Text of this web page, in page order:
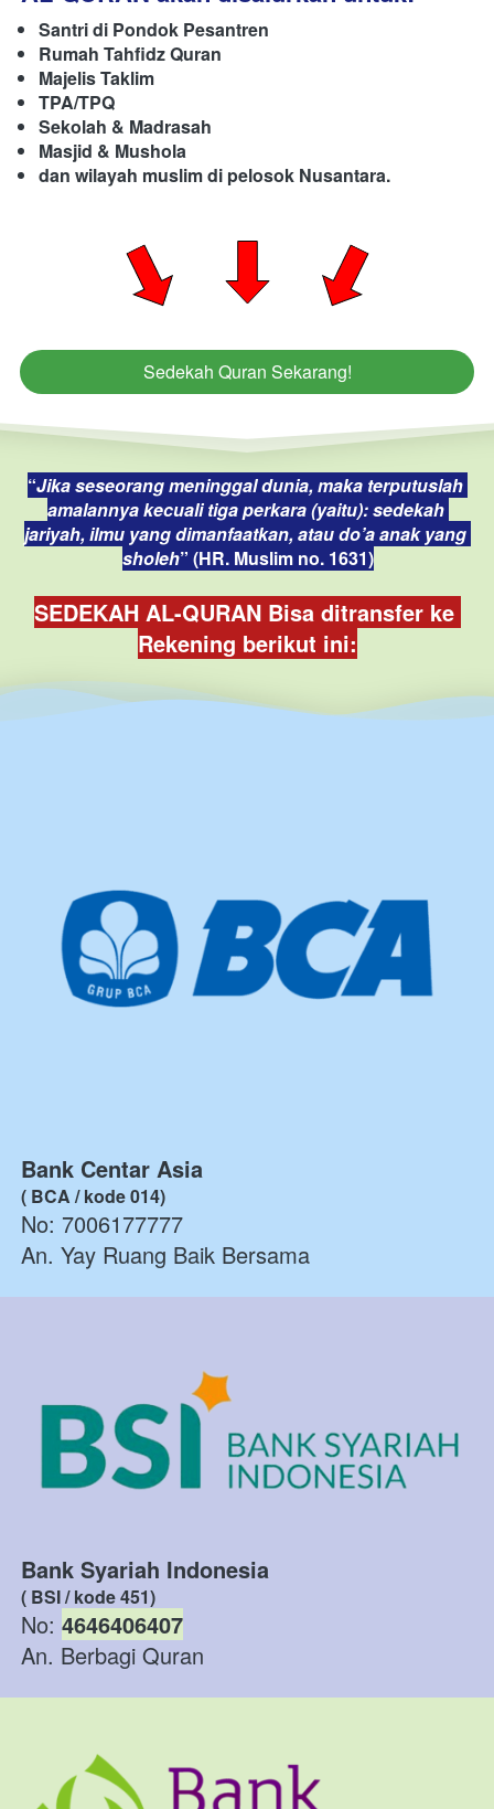
Santri di Pondok Pesantren
Rumah Tahfidz Quran
Majelis Taklim
TPA/TPQ
Sekolah & Madrasah
Masjid & Mushola
dan wilayah muslim di pelosok Nusantara.
`
Sedekah Quran Sekarang!
“Jika seseorang meninggal dunia, maka terputuslah
amalannya kecuali tiga perkara (yaitu): sedekah
jariyah, ilmu yang dimanfaatkan, atau do’a anak yang
sholeh” (HR. Muslim no. 1631)
SEDEKAH AL-QURAN Bisa ditransfer ke
Rekening berikut ini:
Bank Centar Asia
( BCA / kode 014)
No: 7006177777
An. Yay Ruang Baik Bersama
Bank Syariah Indonesia
( BSI / kode 451)
No: 4646406407
An. Berbagi Quran